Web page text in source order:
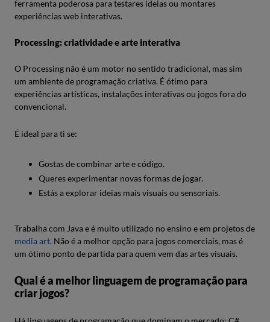
ferramenta poderosa para testares ideias ou montares
experiências web interativas.
Processing: criatividade e arte interativa
O Processing não é um motor no sentido tradicional, mas sim
um ambiente de programação criativa. É ótimo para
experiências artísticas, instalações interativas ou jogos fora do
convencional.
É ideal para ti se:
Gostas de combinar arte e código.
Queres experimentar novas formas de jogar.
Estás a explorar ideias mais visuais ou sensoriais.
Trabalha com Java e é muito utilizado no ensino e em projetos de
media art. Não é a melhor opção para jogos comerciais, mas é
um ótimo ponto de partida para quem vem das artes visuais.
Qual é a melhor linguagem de programação para
criar jogos?